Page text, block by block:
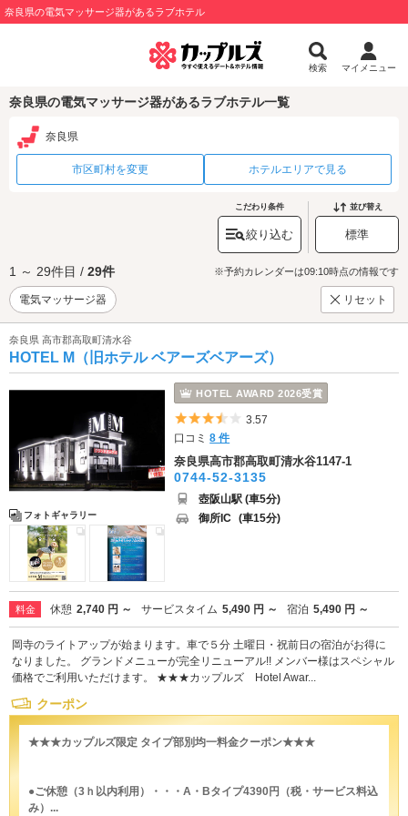
奈良県の電気マッサージ器があるラブホテル
検索 マイメニュー
奈良県の電気マッサージ器があるラブホテル一覧
奈良県
市区町村を変更 ホテルエリアで見る
こだわり条件
絞り込む
並び替え
標準
1 ～ 29件目 / 29件 ※予約カレンダーは09:10時点の情報です
電気マッサージ器 リセット
奈良県 高市郡高取町清水谷
HOTEL M（旧ホテル ベアーズベアーズ）
フォトギャラリー
HOTEL AWARD 2026受賞
5つ星のうち3.5
3.57
口コミ8 件
奈良県高市郡高取町清水谷1147-1
0744-52-3135
壺阪山駅 (車5分)
御所IC (車15分)
料金 休憩 2,740 円 ～ サービスタイム 5,490 円 ～ 宿泊 5,490 円 ～
岡寺のライトアップが始まります。車で５分 土曜日・祝前日の宿泊がお得に
なりました。 グランドメニューが完全リニューアル!! メンバー様はスペシャル
価格でご利用いただけます。 ★★★カップルズ Hotel Awar...
クーポン
★★★カップルズ限定 タイプ部別均一料金クーポン★★★
●ご休憩（3ｈ以内利用）・・・A・Bタイプ4390円（税・サービス料込
み）...